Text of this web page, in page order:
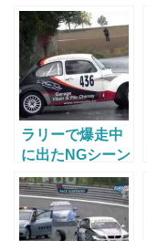
ランボルギーニ
軍団がストリー
トレースで自滅
ラリーで爆走中
に出たNGシーン
まとめ2013